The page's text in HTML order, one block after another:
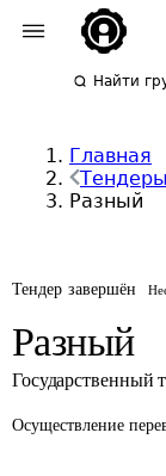
Найти
Главная
Тендеры
Разный
Тендер завершён
Разный
Государственный
Осуществление